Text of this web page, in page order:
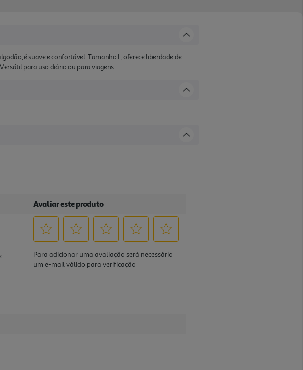
é suave e confortável. Tamanho L, oferece liberdade de
para uso diário ou para viagens.